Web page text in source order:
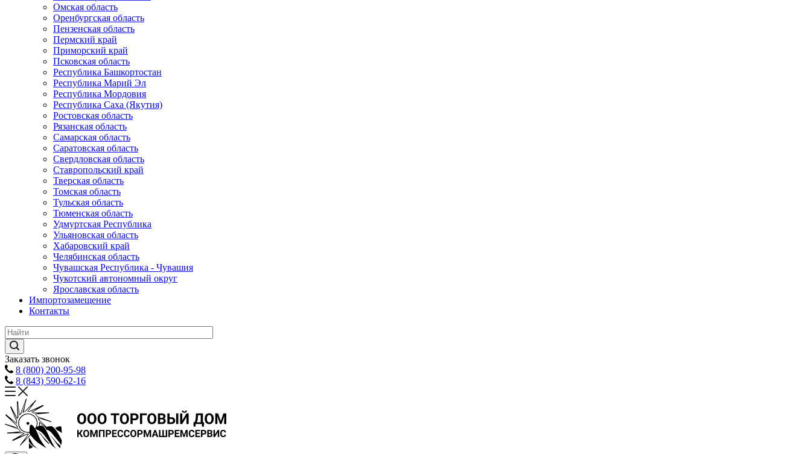
Омская область
Оренбургская область
Пензенская область
Пермский край
Приморский край
Псковская область
Республика Башкортостан
Республика Марий Эл
Республика Мордовия
Республика Саха (Якутия)
Ростовская область
Рязанская область
Самарская область
Саратовская область
Свердловская область
Ставропольский край
Тверская область
Томская область
Тульская область
Тюменская область
Удмуртская Республика
Ульяновская область
Хабаровский край
Челябинская область
Чувашская Республика - Чувашия
Чукотский автономный округ
Ярославская область
Импортозамещение
Контакты
Заказать звонок
8 (800) 200-95-98
8 (843) 590-62-16